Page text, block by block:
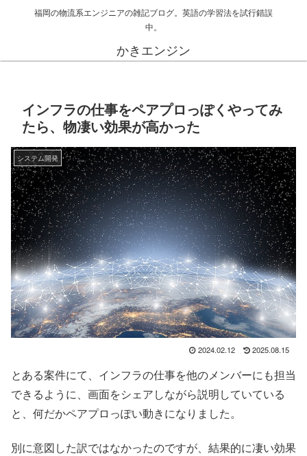
福岡の物流系エンジニアの雑記ブログ。英語の学習法を試行錯誤
中。
かきエンジン
インフラの仕事をペアプロっぽくやってみ
たら、物凄い効果が高かった
システム開発
2024.02.12 2025.08.15
とある案件にて、インフラの仕事を他のメンバーにも担当
できるように、画面をシェアしながら説明していている
と、何だかペアプロっぽい動きになりました。
別に意図した訳ではなかったのですが、結果的に凄い効果